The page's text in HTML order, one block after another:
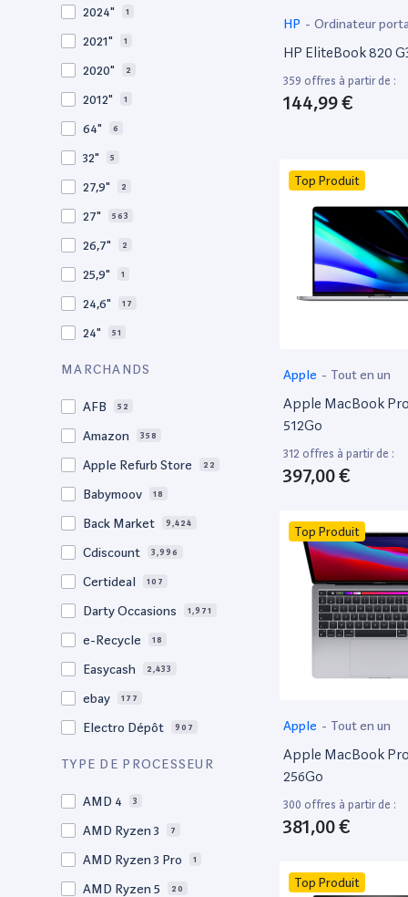
2024" 1
2021" 1
2020" 2
2012" 1
64" 6
32" 5
27,9" 2
27" 563
26,7" 2
25,9" 1
24,6" 17
24" 51
21,5"
15,4" 2
15.4" 73
15.3" 2
15" 205
14.6" 3
MARCHANDS
AFB 52
Amazon 358
Apple Refurb Store 22
Babymoov 18
Back Market 9,424
Cdiscount 3,996
Certideal 107
Darty Occasions 1,971
e-Recycle 18
Easycash 2,433
ebay 177
Electro Dépôt 907
Factorefurb
TYPE DE PROCESSEUR
AMD 4 3
AMD Ryzen 3 7
AMD Ryzen 3 Pro 1
AMD Ryzen 5 20
HP - Ordinateur
HP EliteBook 820
359 offres à partir de :
144,99 €
Top Produit
Apple - Tout en un
Apple MacBook Pro
512Go
312 offres à partir de :
397,00 €
Top Produit
Apple - Tout en un
Apple MacBook Pro
256Go
300 offres à partir de :
381,00 €
Top Produit